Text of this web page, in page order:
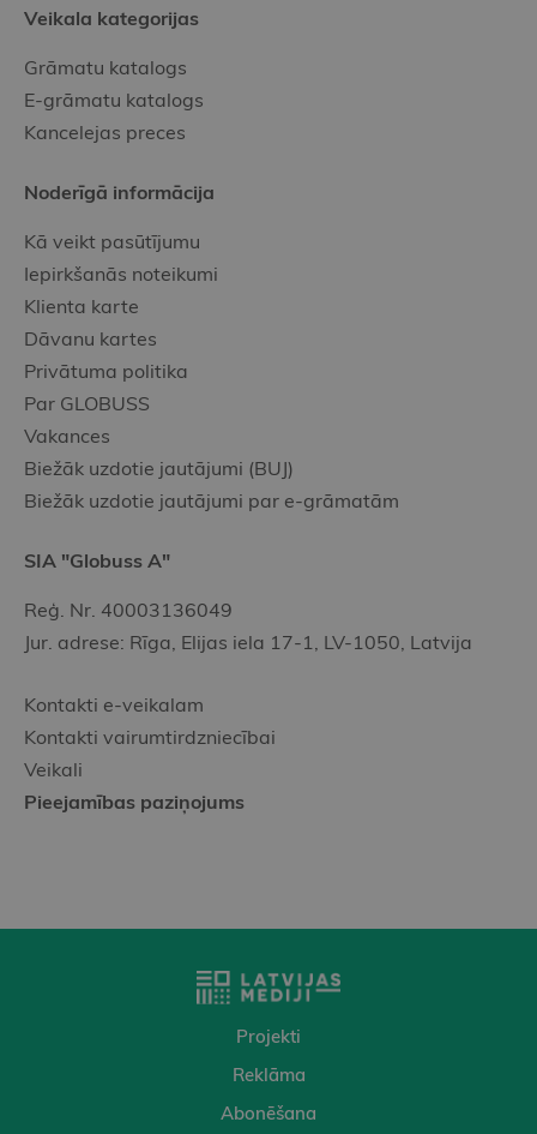
Veikala kategorijas
Grāmatu katalogs
E-grāmatu katalogs
Kancelejas preces
Noderīgā informācija
Kā veikt pasūtījumu
Iepirkšanās noteikumi
Klienta karte
Dāvanu kartes
Privātuma politika
Par GLOBUSS
Vakances
Biežāk uzdotie jautājumi (BUJ)
Biežāk uzdotie jautājumi par e-grāmatām
SIA "Globuss A"
Reģ. Nr. 40003136049
Jur. adrese: Rīga, Elijas iela 17-1, LV-1050, Latvija
Kontakti e-veikalam
Kontakti vairumtirdzniecībai
Veikali
Pieejamības paziņojums
Projekti
Reklāma
Abonēšana